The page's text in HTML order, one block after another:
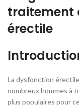
traitement
érectile
La dysfonction
nombreux hommes à
plus populaires pour